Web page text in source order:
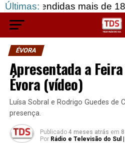
Últimas:mais de 183 mil
ÉVORA
Apresentada a
Évora (vídeo)
Luísa Sobral e Rodrigo Guedes de
presença.
Publicado 4 meses atrás em
Por Rádio e Televisão do Sul |